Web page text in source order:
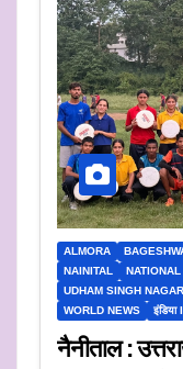
ALMORA
NAINITAL
NATIONAL
UDHAM SINGH NAGAR
WORLD NEWS
इंडिया
नैनीताल :